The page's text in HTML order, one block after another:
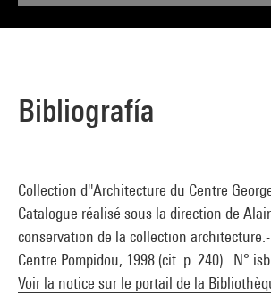
Bibliografía
Collection d''Architecture du Centre
Catalogue réalisé sous la direction de
conservation de la collection
Centre Pompidou, 1998 (cit. p. 240) . N°
Voir la notice sur le portail de la